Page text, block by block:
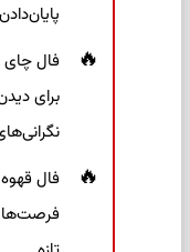
برای